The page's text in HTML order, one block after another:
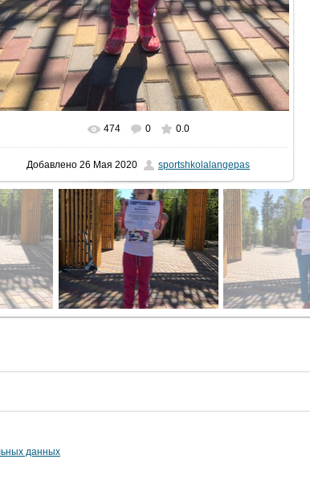
В реальном размере 768x1024
474 0 0.0
Добавлено 26 Мая 2020 sportshkolalangepas
данных